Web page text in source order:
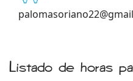
Listado de horas